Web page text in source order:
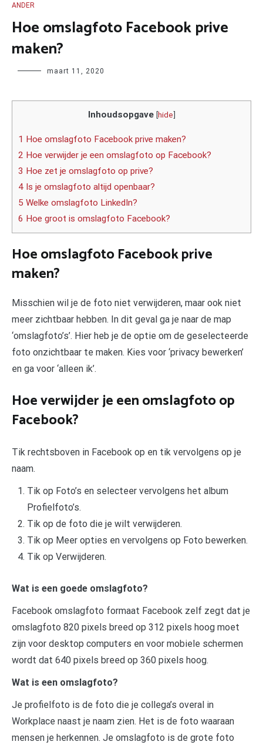
ANDER
Hoe omslagfoto Facebook prive
maken?
Author maart 11, 2020
Inhoudsopgave [hide]
1 Hoe omslagfoto Facebook prive maken?
2 Hoe verwijder je een omslagfoto op Facebook?
3 Hoe zet je omslagfoto op prive?
4 Is je omslagfoto altijd openbaar?
5 Welke omslagfoto LinkedIn?
6 Hoe groot is omslagfoto Facebook?
Hoe omslagfoto Facebook prive
maken?
Misschien wil je de foto niet verwijderen, maar ook niet
meer zichtbaar hebben. In dit geval ga je naar de map
‘omslagfoto’s’. Hier heb je de optie om de geselecteerde
foto onzichtbaar te maken. Kies voor ‘privacy bewerken’
en ga voor ‘alleen ik’.
Hoe verwijder je een omslagfoto op
Facebook?
Tik rechtsboven in Facebook op en tik vervolgens op je
naam.
Tik op Foto’s en selecteer vervolgens het album
Profielfoto’s.
Tik op de foto die je wilt verwijderen.
Tik op Meer opties en vervolgens op Foto bewerken.
Tik op Verwijderen.
Wat is een goede omslagfoto?
Facebook omslagfoto formaat Facebook zelf zegt dat je
omslagfoto 820 pixels breed op 312 pixels hoog moet
zijn voor desktop computers en voor mobiele schermen
wordt dat 640 pixels breed op 360 pixels hoog.
Wat is een omslagfoto?
Je profielfoto is de foto die je collega’s overal in
Workplace naast je naam zien. Het is de foto waaraan
mensen je herkennen. Je omslagfoto is de grote foto